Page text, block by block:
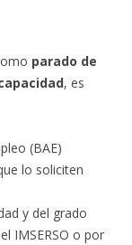
parado de
, es
(BAE)
lo soliciten
y del grado
IMSERSO o por